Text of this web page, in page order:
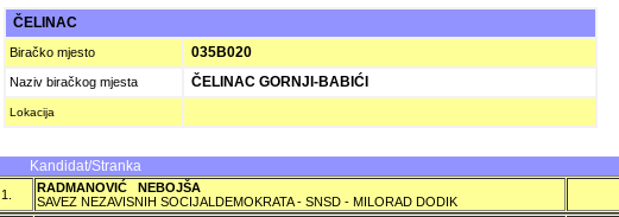
ČELINAC
Biračko mjesto 035B020
Naziv biračkog mjesta ČELINAC GORNJI-BABIĆI
Lokacija
Kandidat/Stranka
1.
RADMANOVIĆ NEBOJŠA
SAVEZ NEZAVISNIH SOCIJALDEMOKRATA - SNSD - MILORAD DODIK